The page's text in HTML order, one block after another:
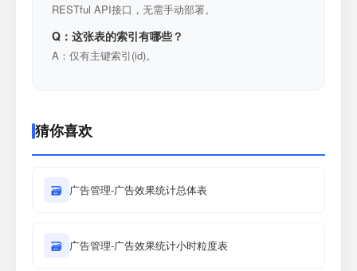
RESTful API接口，无需手动部署。
Q：这张表的索引有哪些？
A：仅有主键索引(id)。
猜你喜欢
🗃 广告管理-广告效果统计总体表
🗃 广告管理-广告效果统计小时粒度表